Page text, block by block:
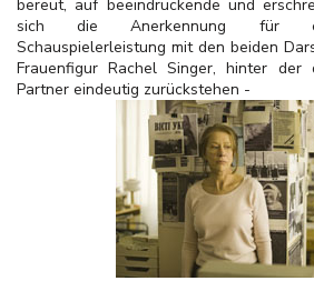
bereut, auf beeindruckende und
sich die Anerkennung für
Schauspielerleistung mit den beiden
Frauenfigur Rachel Singer, hinter der
Partner eindeutig zurückstehen -